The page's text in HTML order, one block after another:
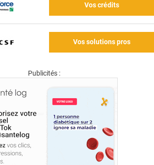
Vos crédits
Vos solutions pros
Publicités :